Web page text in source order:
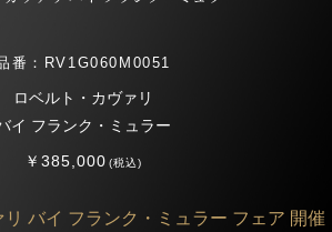
番：RV1G060M0051
ロベルト・カヴァリ
イ フランク・ミュラー
￥385,000(税込)
バイ フランク・ミュラー フェア 開催